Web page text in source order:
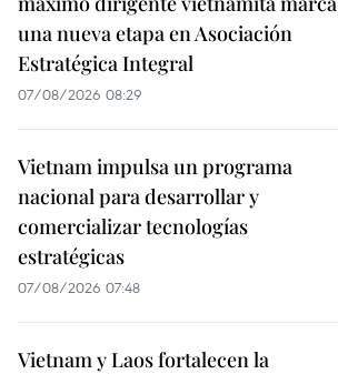
una nueva etapa en Asociación
Estratégica Integral
07/08/2026 08:29
Vietnam impulsa un programa
nacional para desarrollar y
comercializar tecnologías
estratégicas
07/08/2026 07:48
Vietnam y Laos fortalecen la